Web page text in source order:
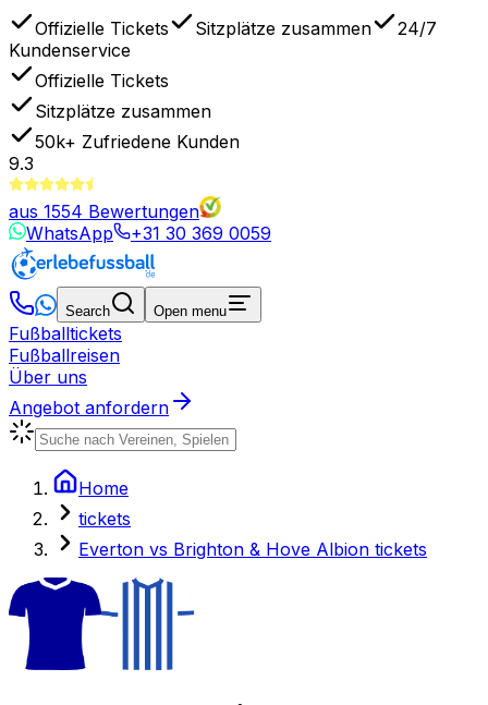
Offizielle Tickets Sitzplätze zusammen
24/7
Kundenservice
Offizielle Tickets
Sitzplätze zusammen
50k+ Zufriedene Kunden
9.3
aus 1554 Bewertungen
WhatsApp
+31 30 369 0059
Search Open menu
Fußballtickets
Fußballreisen
Über uns
Angebot anfordern
Home
tickets
Everton vs Brighton & Hove Albion tickets